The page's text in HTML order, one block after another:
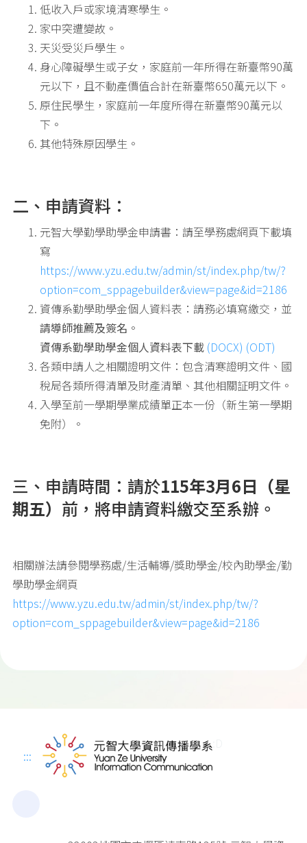
低收入戶或家境清寒學生。
家中突遭變故。
天災受災戶學生。
身心障礙學生或子女，家庭前一年所得在新臺幣90萬
元以下，且不動產價值合計在新臺幣650萬元以下。
原住民學生，家庭前一年度所得在新臺幣90萬元以
下。
其他特殊原因學生。
二、申請資料：
元智大學勤學助學金申請書：請至學務處網頁下載填
寫
https://www.yzu.edu.tw/admin/st/index.php/tw/?
option=com_sppagebuilder&view=page&id=2186
資傳系勤學助學金個人資料表：請務必填寫繳交，並
請導師推薦及簽名 。
資傳系勤學助學金個人資料表下載 (DOCX) (ODT)
各類申請人之相關證明文件：包含清寒證明文件、國
稅局各類所得清單及財產清單、其他相關証明文件。
入學至前一學期學業成績單正本一份（新生第一學期
免附）。
三、申請時間：請於115年3月6日（星
期五） 前，將申請資料繳交至系辦。
相關辦法請參閱學務處/生活輔導/獎助學金/校內助學金/勤
學助學金網頁
https://www.yzu.edu.tw/admin/st/index.php/tw/?
option=com_sppagebuilder&view=page&id=2186
:::